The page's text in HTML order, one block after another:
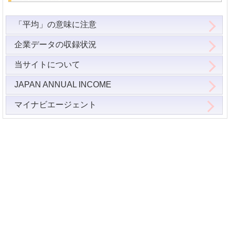
「平均」の意味に注意
企業データの収録状況
当サイトについて
JAPAN ANNUAL INCOME
マイナビエージェント